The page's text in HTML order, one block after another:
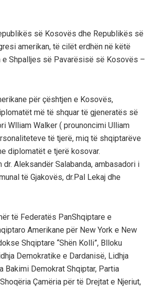
së Kosovës dhe Republikës së
amerikan, të cilët erdhën në këtë
Shpalljes së Pavarësisë së Kosovës –
për çështjen e Kosovës,
më të shquar të gjeneratës së
Wlliam Walker ( prounoncimi Ulliam
të tjerë, miq të shqiptarëve
diplomatët e tjerë kosovar.
Aleksandër Salabanda, ambasadori i
të Gjakovës, dr.Pal Lekaj dhe
të Federatës PanShqiptare e
Amerikane për New York e New
Shqiptare “Shën Kolli”, Blloku
Demokratike e Dardanisë, Lidhja
Bakimi Demokrat Shqiptar, Partia
Çamëria për të Drejtat e Njeriut,